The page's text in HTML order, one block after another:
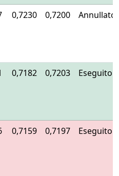
0,7230 0,7200 Annullato
0,7182 0,7203 Eseguito
0,7159 0,7197 Eseguito